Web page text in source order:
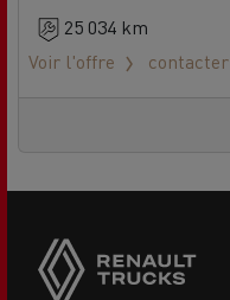
25 034 km
Voir l'offre
buttons